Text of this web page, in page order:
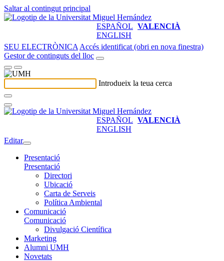
Saltar al contingut principal
ESPAÑOL VALENCIÀ
ENGLISH
SEU ELECTRÒNICA Accés identificat (obri en nova finestra)
Gestor de continguts del lloc
Introdueix la teua cerca
ESPAÑOL VALENCIÀ
ENGLISH
Editar
Presentació
Presentació
Directori
Ubicació
Carta de Serveis
Política Ambiental
Comunicació
Comunicació
Divulgació Científica
Marketing
Alumni UMH
Novetats